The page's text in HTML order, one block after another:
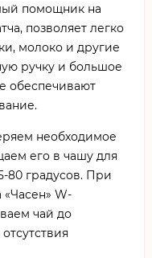
помощник на
позволяет легко
молоко и другие
ручку и большое
обеспечивают
необходимое
его в чашу для
80 градусов. При
W-
чай до